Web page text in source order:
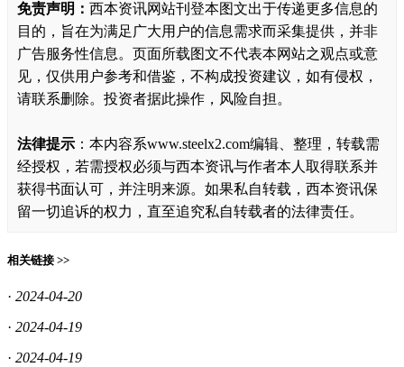
免责声明： 西本资讯网站刊登本图文出于传递更多信息的
目的，旨在为满足广大用户的信息需求而采集提供，并非
广告服务性信息。页面所载图文不代表本网站之观点或意
见，仅供用户参考和借鉴，不构成投资建议，如有侵权，
请联系删除。投资者据此操作，风险自担。
法律提示 ：本内容系www.steelx2.com编辑、整理，转载需
经授权，若需授权必须与西本资讯与作者本人取得联系并
获得书面认可，并注明来源。如果私自转载，西本资讯保
留一切追诉的权力，直至追究私自转载者的法律责任。
相关链接 >>
· 2024-04-20
· 2024-04-19
· 2024-04-19